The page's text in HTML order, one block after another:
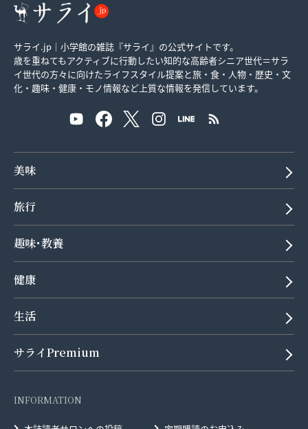
サライ.jp｜小学館の雑誌『サライ』の公式サイトです。
歳を重ねてもアクティブに行動したい知的な高齢者シニア世代＝サラ
イ世代の方々に向けたライフスタイル提案と旅・食・人物・歴史・文
化・趣味・健康・モノ情報など上質な情報を発信しています。
美味
旅行
趣味･教養
健康
生活
サライPremium
INFORMATION